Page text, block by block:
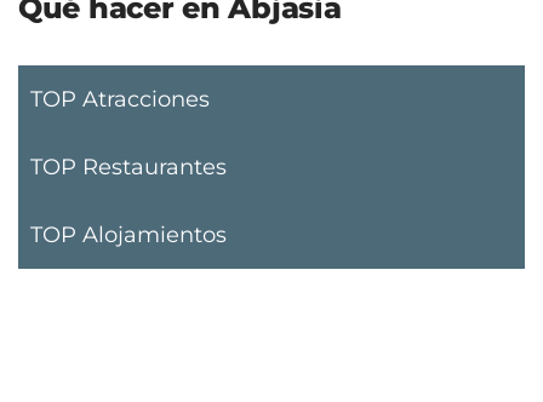
Qué hacer en Abjasia
TOP Atracciones
TOP Restaurantes
TOP Alojamientos